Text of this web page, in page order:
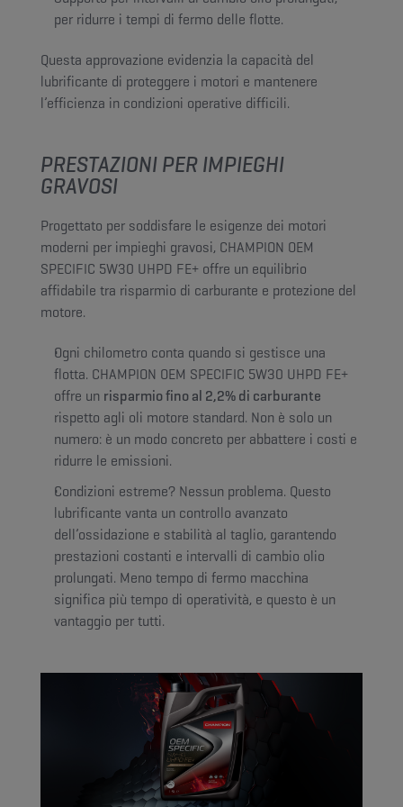
per ridurre i tempi di fermo delle flotte.
Questa approvazione evidenzia la capacità del
lubrificante di proteggere i motori e mantenere
l’efficienza in condizioni operative difficili.
PRESTAZIONI PER IMPIEGHI
GRAVOSI
Progettato per soddisfare le esigenze dei motori
moderni per impieghi gravosi, CHAMPION OEM
SPECIFIC 5W30 UHPD FE+ offre un equilibrio
affidabile tra risparmio di carburante e protezione del
motore.
Ogni chilometro conta quando si gestisce una
flotta. CHAMPION OEM SPECIFIC 5W30 UHPD FE+
offre un risparmio fino al 2,2% di carburante
rispetto agli oli motore standard. Non è solo un
numero: è un modo concreto per abbattere i costi e
ridurre le emissioni.
Condizioni estreme? Nessun problema. Questo
lubrificante vanta un controllo avanzato
dell’ossidazione e stabilità al taglio, garantendo
prestazioni costanti e intervalli di cambio olio
prolungati. Meno tempo di fermo macchina
significa più tempo di operatività, e questo è un
vantaggio per tutti.